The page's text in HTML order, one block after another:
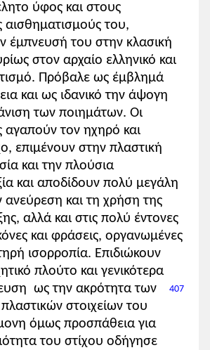
ύφος και στους
αισθηματισμούς του,
έμπνευσή του στην κλασική
στον αρχαίο ελληνικό και
Πρόβαλε ως έμβλημά
και ως ιδανικό την άψογη
των ποιημάτων. Οι
αγαπούν τον ηχηρό και
επιμένουν στην πλαστική
και την πλούσια
και αποδίδουν πολύ μεγάλη
και τη χρήση της
αλλά και στις πολύ έντονες
και φράσεις, οργανωμένες
ισορροπία. Επιδιώκουν
πλούτο και γενικότερα
407
ως την ακρότητα των
στοιχείων του
όμως προσπάθεια για
του στίχου οδήγησε